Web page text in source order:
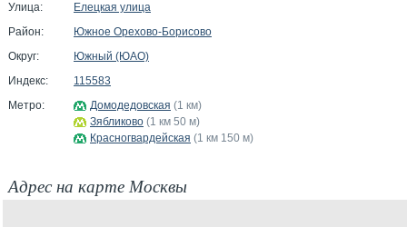
Улица:
Елецкая улица
Район:
Южное Орехово-Борисово
Округ:
Южный (ЮАО)
Индекс:
115583
Метро:
Домодедовская (1 км)
Зябликово (1 км 50 м)
Красногвардейская (1 км 150 м)
Адрес на карте Москвы